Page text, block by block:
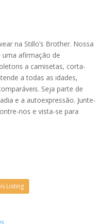
na Stillo’s Brother. Nossa
afirmação de
a camisetas, corta-
a todas as idades,
Seja parte de
e a autoexpressão. Junte-
nos e vista-se para
Listing